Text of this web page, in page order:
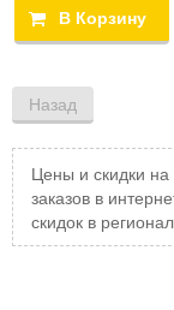
Цены и скидки на
заказов в
скидок в